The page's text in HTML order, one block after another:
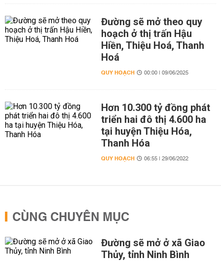
Đường sẽ mở theo quy
hoạch ở thị trấn Hậu
Hiền, Thiệu Hoá, Thanh
Hoá
QUY HOẠCH 00:00 | 09/06/2025
Hơn 10.300 tỷ đồng phát
triển hai đô thị 4.600 ha
tại huyện Thiệu Hóa,
Thanh Hóa
QUY HOẠCH 06:55 | 29/06/2022
CÙNG CHUYÊN MỤC
Đường sẽ mở ở xã Giao
Thủy, tỉnh Ninh Bình